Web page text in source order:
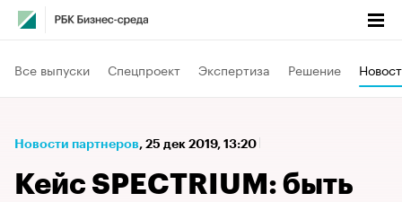
Все выпуски Спецпроект Экспертиза Решение
Новости партнеров⁠, 25 дек 2019, 13:20
Кейс SPECTRIUM: быть